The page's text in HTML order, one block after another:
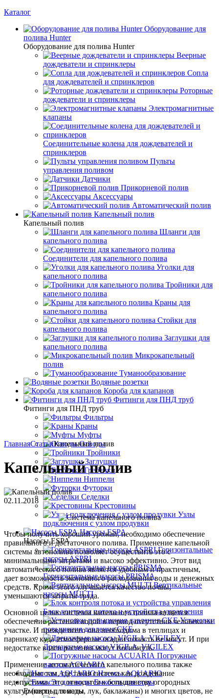
Каталог
Оборудование для
полива Hunter
Оборудование для полива Hunter
Веерные
дождеватели и спринклеры
Сопла
для дождевателей и спринклеров
Роторные
дождеватели и спринклеры
Электромагнитные
клапаны
Соединительные колена для дождевателей и
спринклеров
Пульты
управления поливом
Датчики
Прикорневой полив
Аксессуары
Автоматический полив
Капельный полив
Капельный полив
Шланги для
капельного полива
Соединители для капельного полива
Уголки для
капельного полива
Тройники для
капельного полива
Краны для
капельного полива
Стойки для
капельного полива
Заглушки для
капельного полива
Микрокапельный
полив
Туманообразование
Водяные розетки
Короба для клапанов
Фитинги для ПНД труб
Фитинги для ПНД труб
Фильтры
Краны
Муфты
Отводы
Тройники
Заглушки
Гребенки
Ниппели
Футорки
Седелки
Крестовины
Узлы
подключения с узлом продувки
Насосы ESPA
Насосы ESPA
Горизонтальные
насосы ASPRI
Горизонтальные насосы PRISMA
Вертикальные
насосы MULTI
Блок контроля потока и устройства управления
Установки
повышения давления CKE
Дренажные насосы VIGILA, VIGILEX
Погружные
насосы ACUARIA
Насосы AQUARIO
Емкости для воды
Емкости для воды
ГлавнаяСтатьиКапельный полив
Капельный полив
02.11.2018
Чтобы получить хороший урожай, необходимо обеспечение
правильного и достаточного полива. Применение капельной
системы автополива позволяет осуществить это с
минимальными затратами и высоко эффективно. Этот вид
автоматического полива является удобным и практичным,
дает возможность экономного расходования воды и денежных
средств. Кроме этого улучшается качество почвы,
уменьшаются затраты труда.
Основной целью системы капельного полива является
обеспечение растений водой в период отсутствия человека на
участке. И прежде всего она необходима в теплицах и
парниках, куда атмосферные осадки попасть не могут. И при
недостатке влаги растения могут погибнуть.
Применение автоматического капельного полива также
необходимо там, где такая система как дождевание
недопустима. Это относится к большинству огородных
культур (перцы, томаты, лук, баклажаны) и многих цветов, не